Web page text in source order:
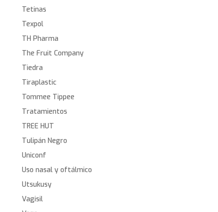
Tetinas
Texpol
TH Pharma
The Fruit Company
Tiedra
Tiraplastic
Tommee Tippee
Tratamientos
TREE HUT
Tulipán Negro
Uniconf
Uso nasal y oftálmico
Utsukusy
Vagisil